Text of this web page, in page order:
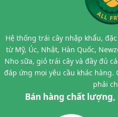
Hệ thống trái cây nhập khẩu,
từ Mỹ, Úc, Nhật, Hàn Quốc,
Nho sữa, giỏ trái cây và đầy đủ
đáp ứng mọi yêu cầu khác hàng.
phải
Bán hàng chất